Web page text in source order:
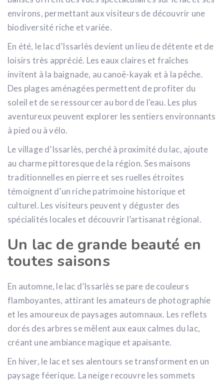
environs, permettant aux visiteurs de découvrir une
biodiversité riche et variée.
En été, le lac d’Issarlès devient un lieu de détente et de
loisirs très apprécié. Les eaux claires et fraîches
invitent à la baignade, au canoë-kayak et à la pêche.
Des plages aménagées permettent de profiter du
soleil et de se ressourcer au bord de l’eau. Les plus
aventureux peuvent explorer les sentiers environnants
à pied ou à vélo.
Le village d’Issarlès, perché à proximité du lac, ajoute
au charme pittoresque de la région. Ses maisons
traditionnelles en pierre et ses ruelles étroites
témoignent d’un riche patrimoine historique et
culturel. Les visiteurs peuvent y déguster des
spécialités locales et découvrir l’artisanat régional.
Un lac de grande beauté en
toutes saisons
En automne, le lac d’Issarlès se pare de couleurs
flamboyantes, attirant les amateurs de photographie
et les amoureux de paysages automnaux. Les reflets
dorés des arbres se mêlent aux eaux calmes du lac,
créant une ambiance magique et apaisante.
En hiver, le lac et ses alentours se transforment en un
paysage féerique. La neige recouvre les sommets